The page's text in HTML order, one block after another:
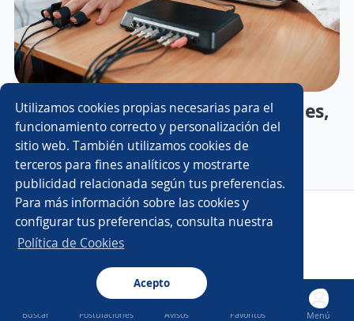
Utilizamos cookies propias necesarias para el
funcionamiento correcto y personalización del
sitio web. También utilizamos cookies de
terceros para fines analíticos y mostrarte
publicidad relacionada según tus preferencias.
Para más información sobre las cookies y
configurar tus preferencias, consulta nuestra
Política de Cookies
Acepto
Buscar Postulaciones Avisos Favoritos Menú
Prueba de polígrafo laboral: qué es,
cómo funciona y qué preguntan
Copyright 2014 - 2026 DGNET LTD.
/